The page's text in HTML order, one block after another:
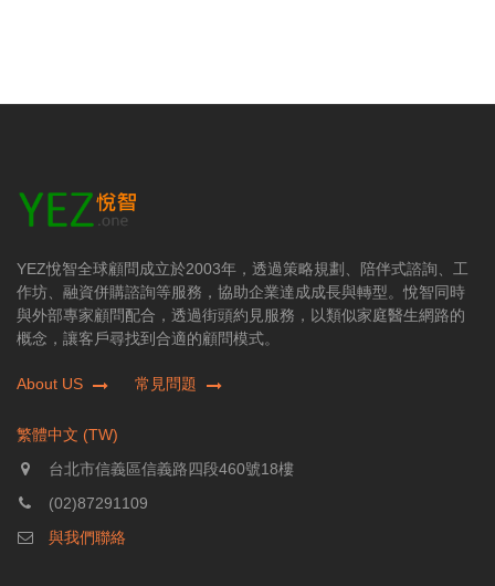
YEZ悅智全球顧問成立於2003年，透過策略規劃、陪伴式諮詢、工
作坊、融資併購諮詢等服務，協助企業達成成長與轉型。悅智同時
與外部專家顧問配合，透過街頭約見服務，以類似家庭醫生網路的
概念，讓客戶尋找到合適的顧問模式。
About US 常見問題
繁體中文 (TW)
台北市信義區信義路四段460號18樓
(02)87291109
與我們聯絡